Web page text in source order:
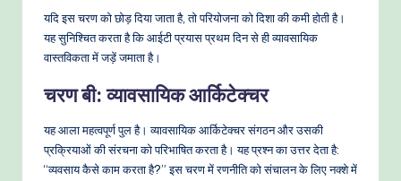
यदि इस चरण को छोड़ दिया जाता है, तो परियोजना को दिशा की कमी होती है।
यह सुनिश्चित करता है कि आईटी प्रयास प्रथम दिन से ही व्यावसायिक
वास्तविकता में जड़ें जमाता है।
चरण बी: व्यावसायिक आर्किटेक्चर
यह आला महत्वपूर्ण पुल है। व्यावसायिक आर्किटेक्चर संगठन और उसकी
प्रक्रियाओं की संरचना को परिभाषित करता है। यह प्रश्न का उत्तर देता है:
“व्यवसाय कैसे काम करता है?” इस चरण में रणनीति को संचालन के लिए नक्शे में